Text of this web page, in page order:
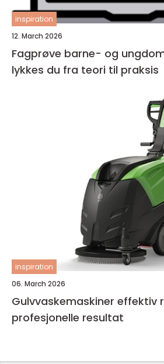
inspiration
12. March 2026
Fagprøve barne- og
lykkes du fra teori til praksis
inspiration
06. March 2026
Gulvvaskemaskiner effektiv rengjøring for
profesjonelle resultat